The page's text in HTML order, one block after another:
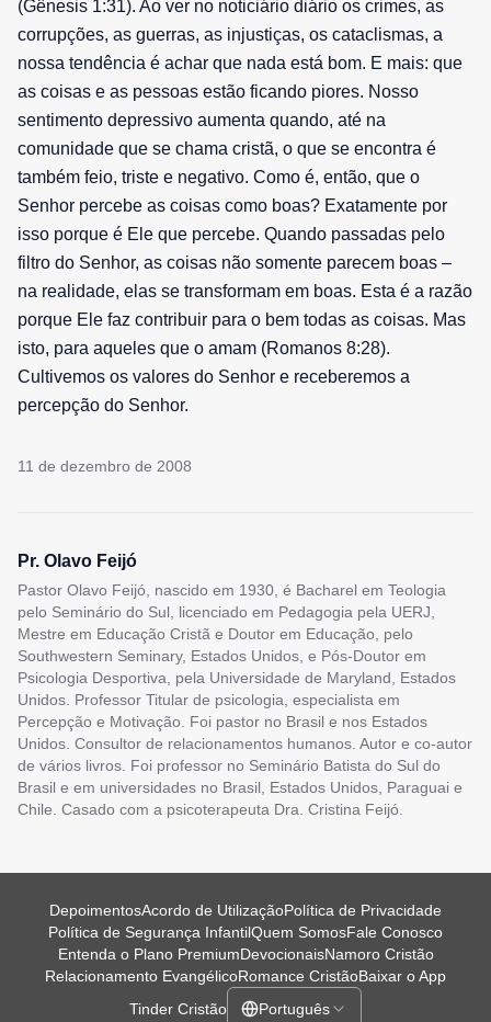
(Gênesis 1:31). Ao ver no noticiário diário os crimes, as
corrupções, as guerras, as injustiças, os cataclismas, a
nossa tendência é achar que nada está bom. E mais: que
as coisas e as pessoas estão ficando piores. Nosso
sentimento depressivo aumenta quando, até na
comunidade que se chama cristã, o que se encontra é
também feio, triste e negativo. Como é, então, que o
Senhor percebe as coisas como boas? Exatamente por
isso porque é Ele que percebe. Quando passadas pelo
filtro do Senhor, as coisas não somente parecem boas –
na realidade, elas se transformam em boas. Esta é a razão
porque Ele faz contribuir para o bem todas as coisas. Mas
isto, para aqueles que o amam (Romanos 8:28).
Cultivemos os valores do Senhor e receberemos a
percepção do Senhor.
11 de dezembro de 2008
Pr. Olavo Feijó
Pastor Olavo Feijó, nascido em 1930, é Bacharel em Teologia
pelo Seminário do Sul, licenciado em Pedagogia pela UERJ,
Mestre em Educação Cristã e Doutor em Educação, pelo
Southwestern Seminary, Estados Unidos, e Pós-Doutor em
Psicologia Desportiva, pela Universidade de Maryland, Estados
Unidos. Professor Titular de psicologia, especialista em
Percepção e Motivação. Foi pastor no Brasil e nos Estados
Unidos. Consultor de relacionamentos humanos. Autor e co-autor
de vários livros. Foi professor no Seminário Batista do Sul do
Brasil e em universidades no Brasil, Estados Unidos, Paraguai e
Chile. Casado com a psicoterapeuta Dra. Cristina Feijó.
DepoimentosAcordo de UtilizaçãoPolítica de Privacidade
Política de Segurança InfantilQuem SomosFale Conosco
Entenda o Plano PremiumDevocionaisNamoro Cristão
Relacionamento EvangélicoRomance CristãoBaixar o App
Tinder Cristão
Português